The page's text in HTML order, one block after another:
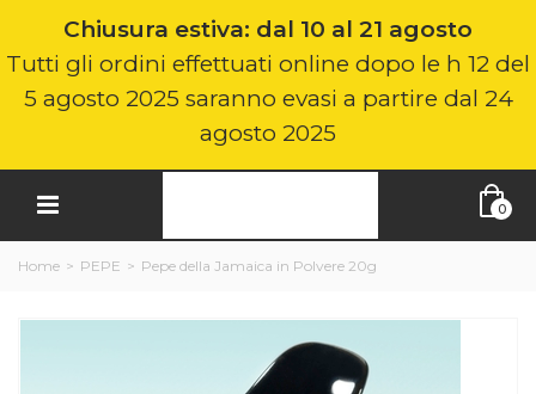
Chiusura estiva: dal 10 al 21 agosto
Tutti gli ordini effettuati online dopo le h 12 del
5 agosto 2025 saranno evasi a partire dal 24
agosto 2025
0
Home > PEPE > Pepe della Jamaica in Polvere 20g